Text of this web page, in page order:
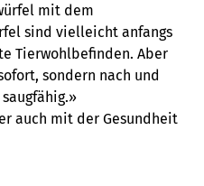
mit dem
sind vielleicht anfangs
Tierwohlbefinden. Aber
sondern nach und
auch mit der Gesundheit